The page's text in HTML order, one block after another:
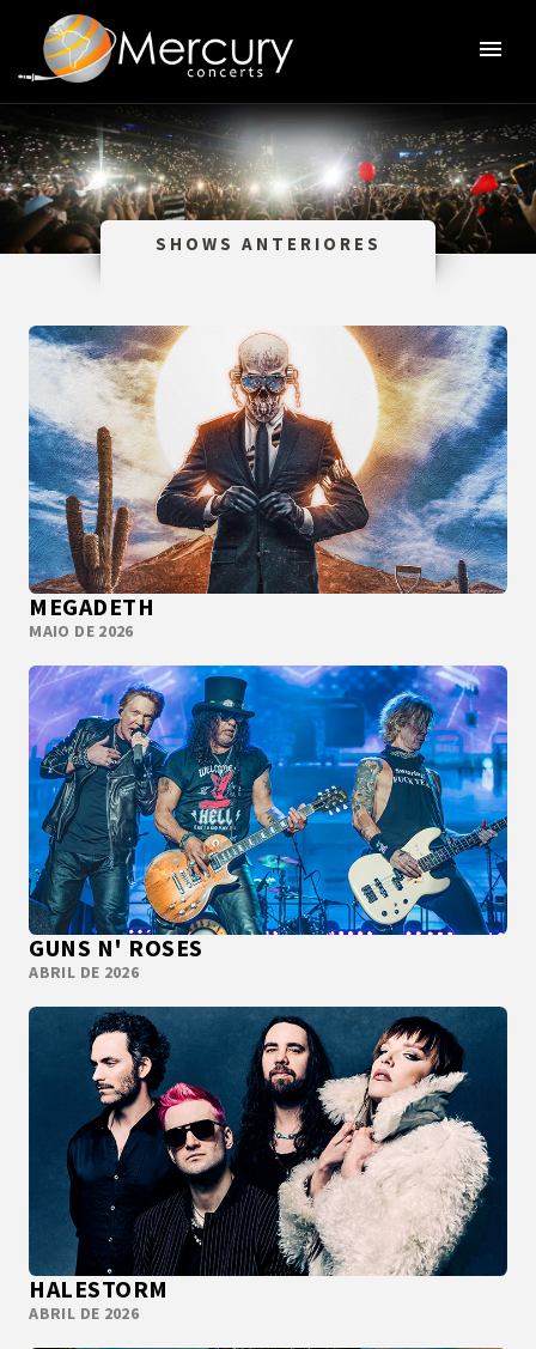
SHOWS ANTERIORES
MEGADETH
MAIO DE 2026
GUNS N' ROSES
ABRIL DE 2026
HALESTORM
ABRIL DE 2026